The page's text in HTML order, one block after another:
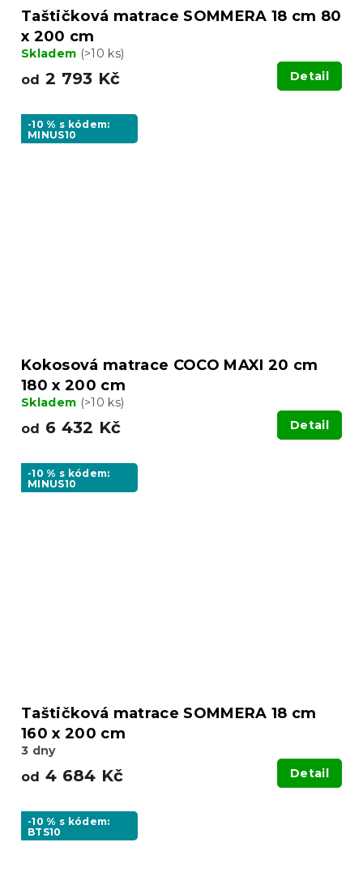
Taštičková matrace SOMMERA 18 cm 80
x 200 cm
Skladem (>10 ks)
od 2 793 Kč Detail
-10 % s kódem:
MINUS10
Kokosová matrace COCO MAXI 20 cm
180 x 200 cm
Skladem (>10 ks)
od 6 432 Kč Detail
-10 % s kódem:
MINUS10
Taštičková matrace SOMMERA 18 cm
160 x 200 cm
3 dny
od 4 684 Kč Detail
-10 % s kódem:
BTS10